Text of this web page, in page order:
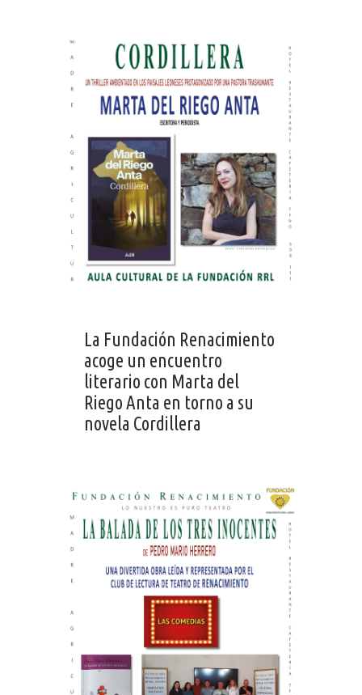
La Fundación Renacimiento
acoge un encuentro
literario con Marta del
Riego Anta en torno a su
novela Cordillera